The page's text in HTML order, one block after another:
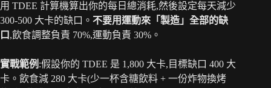
用 TDEE 計算機算出你的每日總消耗,然後設定每天減少
300-500 大卡的缺口。 不要用運動來「製造」全部的缺
口 ,飲食調整負責 70%,運動負責 30%。
實戰範例 :假設你的 TDEE 是 1,800 大卡,目標缺口 400 大
卡。飲食減 280 大卡(少一杯含糖飲料 + 一份炸物換烤